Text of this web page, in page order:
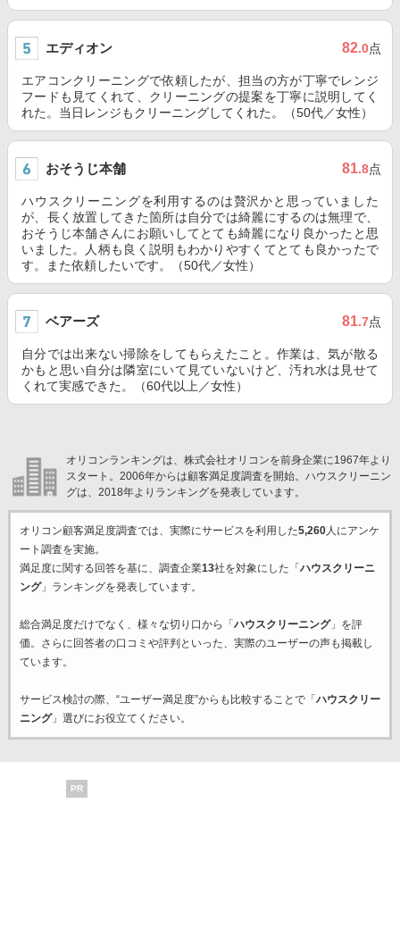
エディオン 82.0点
エアコンクリーニングで依頼したが、担当の方が丁寧でレンジ
フードも見てくれて、クリーニングの提案を丁寧に説明してく
れた。当日レンジもクリーニングしてくれた。（50代／女性）
おそうじ本舗 81.8点
ハウスクリーニングを利用するのは贅沢かと思っていました
が、長く放置してきた箇所は自分では綺麗にするのは無理で、
おそうじ本舗さんにお願いしてとても綺麗になり良かったと思
いました。人柄も良く説明もわかりやすくてとても良かったで
す。また依頼したいです。（50代／女性）
ベアーズ 81.7点
自分では出来ない掃除をしてもらえたこと。作業は、気が散る
かもと思い自分は隣室にいて見ていないけど、汚れ水は見せて
くれて実感できた。（60代以上／女性）
オリコンランキングは、株式会社オリコンを前身企業に1967年より
スタート。2006年からは顧客満足度調査を開始。ハウスクリーニン
グは、2018年よりランキングを発表しています。
オリコン顧客満足度調査では、実際にサービスを利用した5,260人にアンケ
ート調査を実施。
満足度に関する回答を基に、調査企業13社を対象にした「 ハウスクリーニ
ング」ランキングを発表しています。
総合満足度だけでなく、様々な切り口から「 ハウスクリーニング」を評
価。さらに回答者の口コミや評判といった、実際のユーザーの声も掲載し
ています。
サービス検討の際、“ユーザー満足度”からも比較することで「 ハウスクリー
ニング」選びにお役立てください。
PR